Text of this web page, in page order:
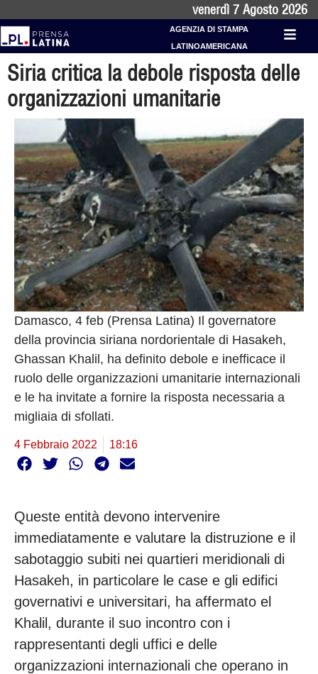
venerdì 7 Agosto 2026
AGENZIA DI STAMPA
LATINOAMERICANA
Siria critica la debole risposta delle
organizzazioni umanitarie
Damasco, 4 feb (Prensa Latina) Il governatore
della provincia siriana nordorientale di Hasakeh,
Ghassan Khalil, ha definito debole e inefficace il
ruolo delle organizzazioni umanitarie internazionali
e le ha invitate a fornire la risposta necessaria a
migliaia di sfollati.
4 Febbraio 2022 18:16
Queste entità devono intervenire
immediatamente e valutare la distruzione e il
sabotaggio subiti nei quartieri meridionali di
Hasakeh, in particolare le case e gli edifici
governativi e universitari, ha affermato el
Khalil, durante il suo incontro con i
rappresentanti degli uffici e delle
organizzazioni internazionali che operano in